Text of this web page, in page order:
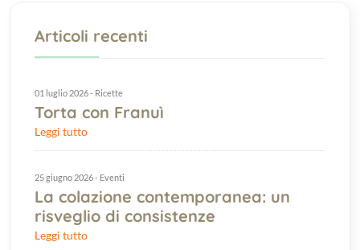
Articoli recenti
01 luglio 2026 - Ricette
Torta con Franuì
Leggi tutto
25 giugno 2026 - Eventi
La colazione contemporanea: un
risveglio di consistenze
Leggi tutto